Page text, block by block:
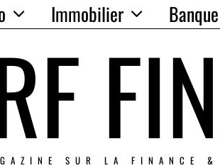
Immobilier Banque
SUR LA FINANCE &